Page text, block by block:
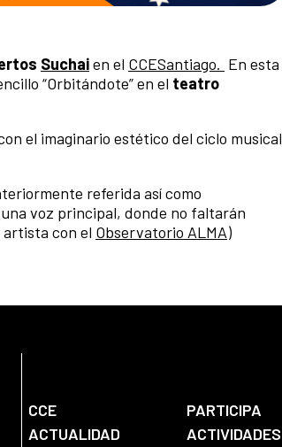
Suchaien el CCESantiago. En esta
“Orbitándote” en el teatro
el imaginario estético del ciclo musical
referida así como
voz principal, donde no faltarán
artista con el Observatorio ALMA)
CCE PARTICIPA
ACTUALIDAD
ACTIVIDADES